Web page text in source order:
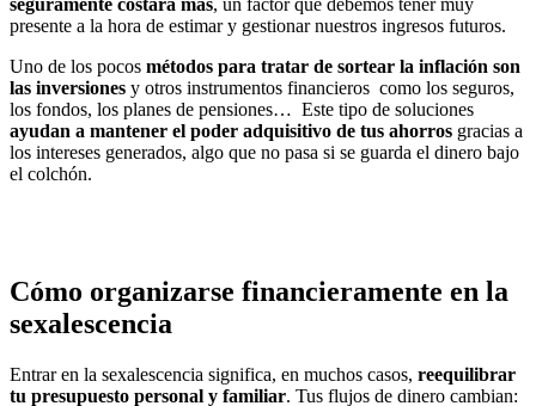
seguramente costará más, un factor que debemos tener muy
presente a la hora de estimar y gestionar nuestros ingresos futuros.
Uno de los pocos métodos para tratar de sortear la inflación son
las inversiones y otros instrumentos financieros como los seguros,
los fondos, los planes de pensiones… Este tipo de soluciones
ayudan a mantener el poder adquisitivo de tus ahorros gracias a
los intereses generados, algo que no pasa si se guarda el dinero bajo
el colchón.
Cómo organizarse financieramente en la
sexalescencia
Entrar en la sexalescencia significa, en muchos casos, reequilibrar
tu presupuesto personal y familiar. Tus flujos de dinero cambian: